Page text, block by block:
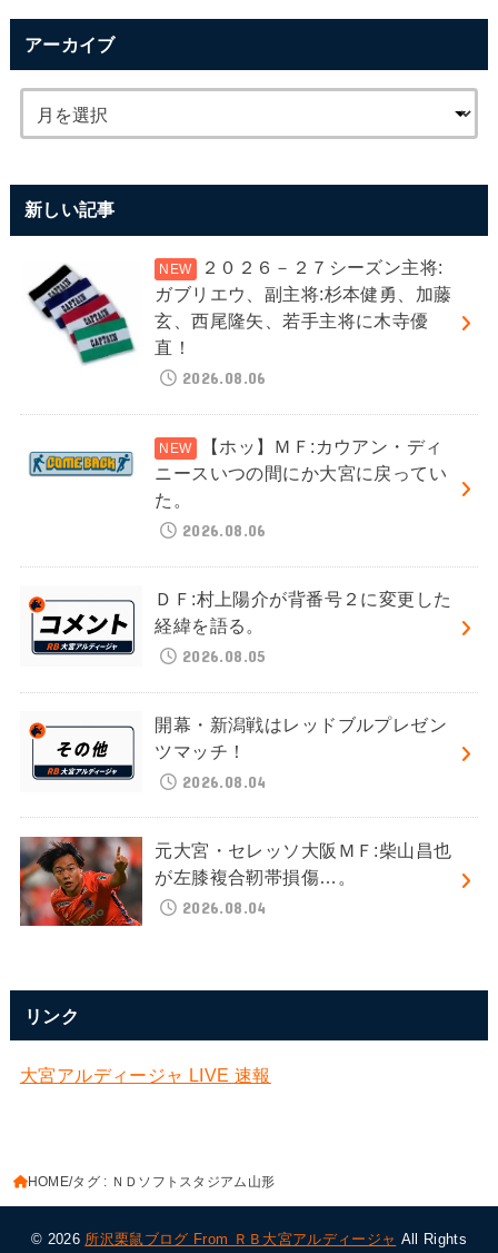
アーカイブ
新しい記事
２０２６－２７シーズン主将:
ガブリエウ、副主将:杉本健勇、加藤
玄、西尾隆矢、若手主将に木寺優
直！
2026.08.06
【ホッ】ＭＦ:カウアン・ディ
ニースいつの間にか大宮に戻ってい
た。
2026.08.06
ＤＦ:村上陽介が背番号２に変更した
経緯を語る。
2026.08.05
開幕・新潟戦はレッドブルプレゼン
ツマッチ！
2026.08.04
元大宮・セレッソ大阪ＭＦ:柴山昌也
が左膝複合靭帯損傷…。
2026.08.04
リンク
大宮アルディージャ LIVE 速報
HOME タグ : ＮＤソフトスタジアム山形
© 2026 所沢栗鼠ブログ From ＲＢ大宮アルディージャ All Rights